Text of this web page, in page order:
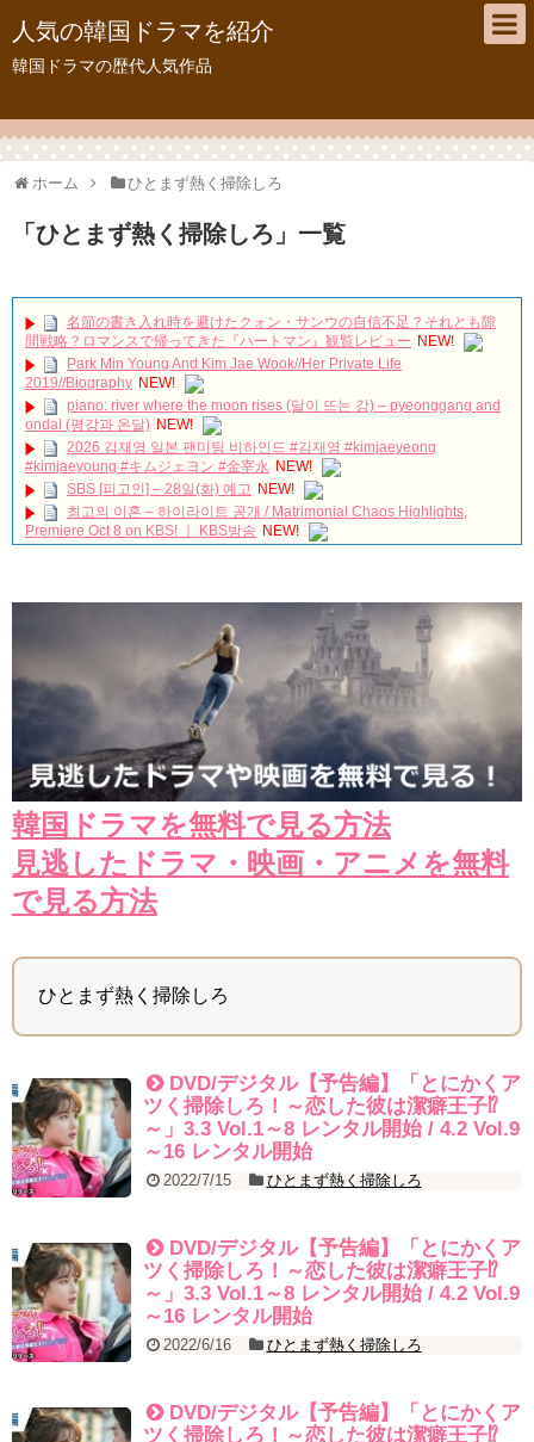
人気の韓国ドラマを紹介
韓国ドラマの歴代人気作品
ホーム ひとまず熱く掃除しろ
「 ひとまず熱く掃除しろ 」 一覧
名節の書き入れ時を避けたクォン・サンウの自信不足？それとも隙
間戦略？ロマンスで帰ってきた『ハートマン』観覧レビュー NEW!
Park Min Young And Kim Jae Wook//Her Private Life
2019//Biography NEW!
piano: river where the moon rises (달이 뜨는 강) – pyeonggang and
ondal (평강과 온달) NEW!
2026 김재영 일본 팬미팅 비하인드 #김재영 #kimjaeyeong
#kimjaeyoung #キムジェヨン #金宰永 NEW!
SBS [피고인] – 28일(화) 예고 NEW!
최고의 이혼 – 하이라이트 공개 / Matrimonial Chaos Highlights,
Premiere Oct 8 on KBS! ㅣ KBS방송 NEW!
「30だけど17です」ヤン・セジョンのお姫様抱っこや腕枕に胸キュ
ン必至！スペシャル映像公開！ NEW!
ソ・イングクさんもうホテル着いたかな？いよいよ
タイのファン
ミだ〜
お留守番寂しいから一緒にホテル行ってる妄想 🤭😂
NEW!
「七日の王妃」パク・ミニョン インタビュー 7/3発売ＤＶＤＳＥ
🏰 SKY Castle #Kdrama #Doramas #Netflix #KDramaBrasil
#KoreanDrama #Dorameira #KdramaEdit
「違う（ちがう）・異なる」を韓国語では？「다르다（タルダ）」
の意味・使い方について
について
「退屈だ・暇だ」を韓国語では？「심심하다（シムシマダ）」の意
味・使い方について
■韓国ドラマ『キング～Two Hearts』予告動画（日本語字幕）につい
て
HSF(126)-윤균상 서울숲 벤치 (YUN Kyunsang)(4)September::
yoon kyun sang
EP.18
ソン・ヘギョ – ソンヘギョ キスまとめ
ハン・ヘジン 한혜진 – Still We (여전히 우리는)
한가인 –
九尾狐外伝 第２話 キム・ジウ チョ・ヒョンジェ
九尾狐外伝 メイキング03 ハン・イェスル
キム・テヒの弟イ・ワン♥イ・ボミ、今日（28日）結婚……
「ライフ・ オン・ マーズ」2019年11月2日TSUTAYAにて先行レンタ
ル開始！
(ENG SUB) Behind The Scene Hyun Bin 현빈❤️ 손예진 Son Ye Jin-
Crash Landing On You/ヒョンビン❤️ソンイェジン / エンジョイ❕
ユン・ギュンサン、番組にも登場した愛猫が急死…イ・ソンギョン
ら同僚芸能人から慰めの言葉が続々 – Taka News
グを一部公開（DVD-SET2特典映像より）
「まず熱く掃除せよ」女優キム・ユジョン、「健康がとても回復…
韓国ドラマを無料で見る方法
見逃したドラマ・映画・アニメを無料
で見る方法
ひとまず熱く掃除しろ
DVD/デジタル【予告編】「とにかくア
ツく掃除しろ！～恋した彼は潔癖王子⁉
～」3.3 Vol.1～8 レンタル開始 / 4.2 Vol.9
～16 レンタル開始
2022/7/15 ひとまず熱く掃除しろ
DVD/デジタル【予告編】「とにかくア
ツく掃除しろ！～恋した彼は潔癖王子⁉
～」3.3 Vol.1～8 レンタル開始 / 4.2 Vol.9
～16 レンタル開始
2022/6/16 ひとまず熱く掃除しろ
DVD/デジタル【予告編】「とにかくア
ツく掃除しろ！～恋した彼は潔癖王子⁉